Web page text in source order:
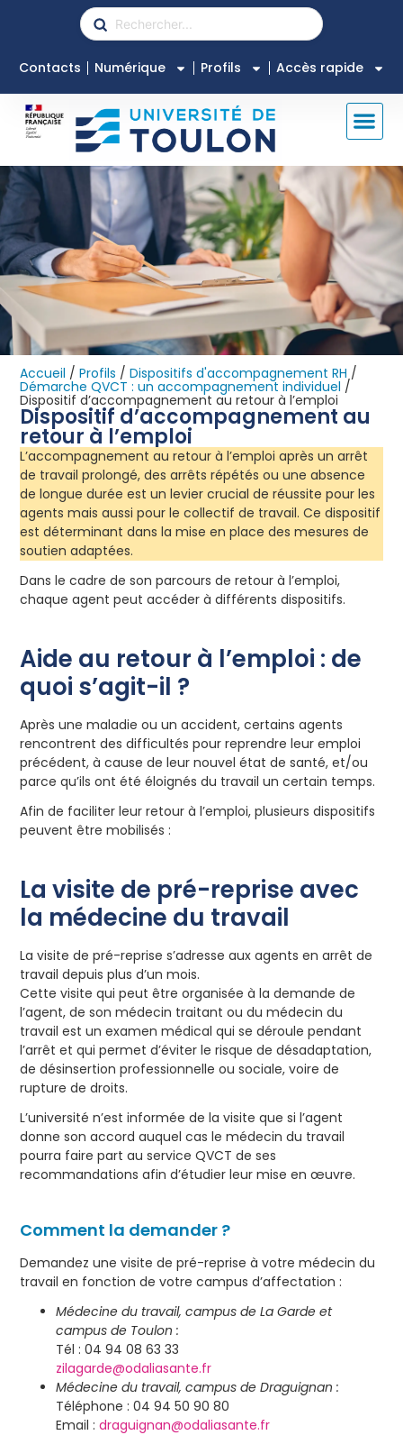
Contacts Numérique Profils Accès rapide
Accueil /Profils /Dispositifs d'accompagnement RH /
Démarche QVCT : un accompagnement individuel /
Dispositif d’accompagnement au retour à l’emploi
Dispositif d’accompagnement au
retour à l’emploi
L’accompagnement au retour à l’emploi après un arrêt
de travail prolongé, des arrêts répétés ou une absence
de longue durée est un levier crucial de réussite pour les
agents mais aussi pour le collectif de travail. Ce dispositif
est déterminant dans la mise en place des mesures de
soutien adaptées.
Dans le cadre de son parcours de retour à l’emploi,
chaque agent peut accéder à différents dispositifs.
Aide au retour à l’emploi : de
quoi s’agit-il ?
Après une maladie ou un accident, certains agents
rencontrent des difficultés pour reprendre leur emploi
précédent, à cause de leur nouvel état de santé, et/ou
parce qu’ils ont été éloignés du travail un certain temps.
Afin de faciliter leur retour à l’emploi, plusieurs dispositifs
peuvent être mobilisés :
La visite de pré-reprise avec
la médecine du travail
La visite de pré-reprise s’adresse aux agents en arrêt de
travail depuis plus d’un mois.
Cette visite qui peut être organisée à la demande de
l’agent, de son médecin traitant ou du médecin du
travail est un examen médical qui se déroule pendant
l’arrêt et qui permet d’éviter le risque de désadaptation,
de désinsertion professionnelle ou sociale, voire de
rupture de droits.
L’université n’est informée de la visite que si l’agent
donne son accord auquel cas le médecin du travail
pourra faire part au service QVCT de ses
recommandations afin d’étudier leur mise en œuvre.
Comment la demander ?
Demandez une visite de pré-reprise à votre médecin du
travail en fonction de votre campus d’affectation :
Médecine du travail, campus de La Garde et
campus de Toulon :
Tél : 04 94 08 63 33
zilagarde@odaliasante.fr
Médecine du travail, campus de Draguignan :
Téléphone : 04 94 50 90 80
Email :draguignan@odaliasante.fr